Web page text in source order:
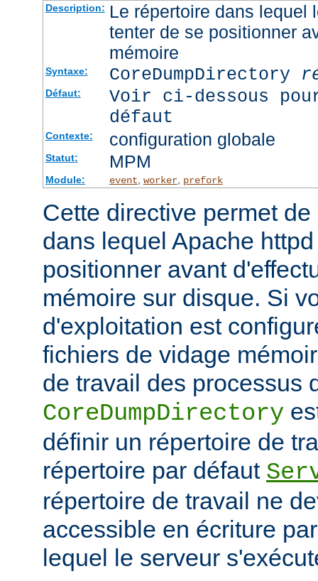
Description: Le répertoire dans lequel
tenter de se positionner
mémoire
Syntaxe: CoreDumpDirectory
Défaut:
Voir ci-dessous
défaut
Contexte: configuration globale
Statut: MPM
Module: event worker, prefork
Cette directive permet
dans lequel Apache
positionner avant
mémoire sur disque. Si
d'exploitation est
fichiers de vidage
de travail des processus
CoreDumpDirectory
définir un répertoire de
répertoire par défaut
répertoire de travail ne
accessible en écriture
lequel le serveur